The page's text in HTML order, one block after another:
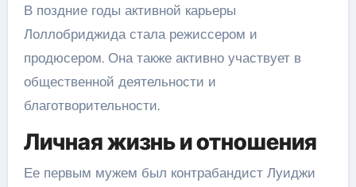
В поздние годы активной карьеры
Лоллобриджида стала режиссером и
продюсером. Она также активно участвует в
общественной деятельности и
благотворительности.
Личная жизнь и отношения
Ее первым мужем был контрабандист Луиджи